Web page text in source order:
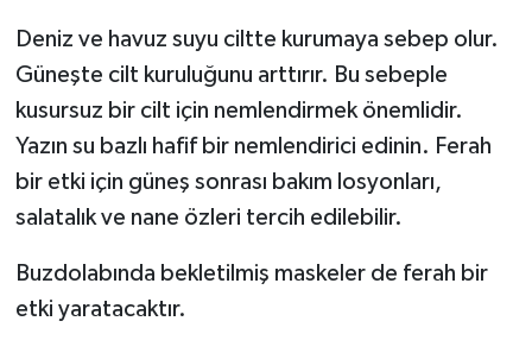
Deniz ve havuz suyu ciltte kurumaya sebep olur.
Güneşte cilt kuruluğunu arttırır. Bu sebeple
kusursuz bir cilt için nemlendirmek önemlidir.
Yazın su bazlı hafif bir nemlendirici edinin. Ferah
bir etki için güneş sonrası bakım losyonları,
salatalık ve nane özleri tercih edilebilir.
Buzdolabında bekletilmiş maskeler de ferah bir
etki yaratacaktır.